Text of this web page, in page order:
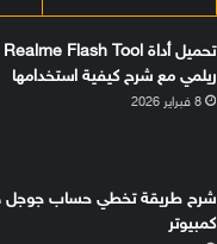
ريلمي مع شرح كيفية استخدامها
8 فبراير 2026
شرح طريقة تخطي حساب جوجل
كمبيوتر